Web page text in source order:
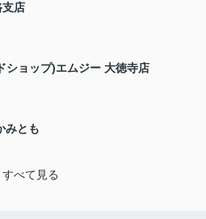
支店
ショップ)エムジー 大徳寺店
みとも
すべて見る